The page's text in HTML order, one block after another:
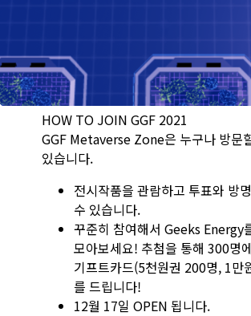
HOW TO JOIN GGF 2021
GGF Metaverse Zone은 누구나 방문
있습니다.
전시작품을 관람하고 투표와 방
수 있습니다.
꾸준히 참여해서 Geeks Energy
모아보세요! 추첨을 통해 300명
기프트카드(5천원권 200명, 1만
를 드립니다!
12월 17일 OPEN 됩니다.